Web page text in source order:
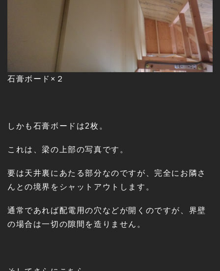
石膏ボード×２
しかも石膏ボードは2枚。
これは、梁の上部の写真です。
要は天井裏にあたる部分なのですが、完全にお隣さ
んとの境界をシャットアウトします。
通常であれば配電用の穴などが開くのですが、界壁
の場合は一切の隙間を造りません。